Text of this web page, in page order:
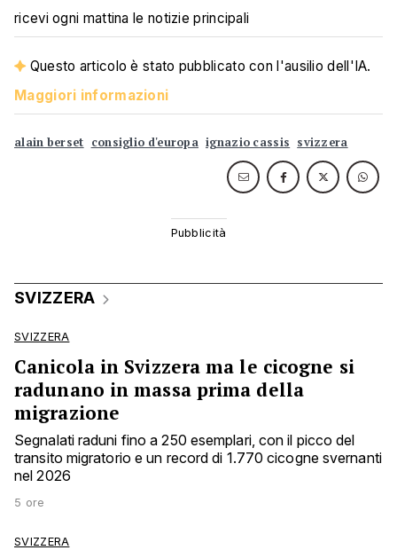
ricevi ogni mattina le notizie principali
Questo articolo è stato pubblicato con l'ausilio dell'IA.
Maggiori informazioni
alain berset consiglio d'europa ignazio cassis svizzera
SVIZZERA
SVIZZERA
Canicola in Svizzera ma le cicogne si
radunano in massa prima della
migrazione
Segnalati raduni fino a 250 esemplari, con il picco del
transito migratorio e un record di 1.770 cicogne svernanti
nel 2026
5 ore
SVIZZERA